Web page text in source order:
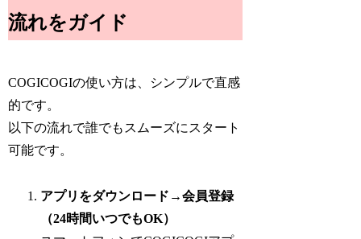
流れをガイド
COGICOGIの使い方は、シンプルで直感
的です。
以下の流れで誰でもスムーズにスタート
可能です。
アプリをダウンロード→会員登録
（24時間いつでもOK）